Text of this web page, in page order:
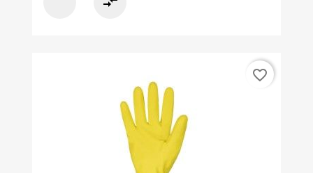
favorite_border